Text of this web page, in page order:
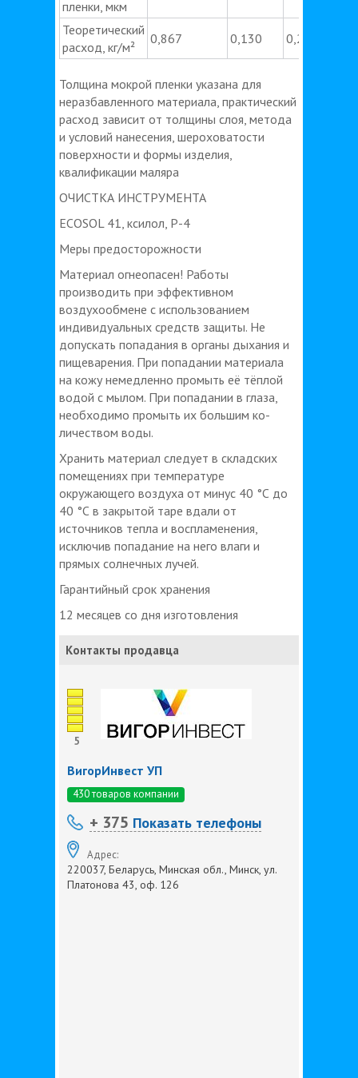
пленки, мкм
Теоретический
расход, кг/м²
0,867 0,130 0,217
Толщина мокрой пленки указана для
неразбавленного материала, практический
расход зависит от толщины слоя, метода
и условий нанесения, шероховатости
поверхности и формы изделия,
квалификации маляра
ОЧИСТКА ИНСТРУМЕНТА
ECOSOL 41, ксилол, Р-4
Меры предосторожности
Материал огнеопасен! Работы
производить при эффективном
воздухообмене с использованием
индивидуальных средств защиты. Не
допускать попадания в органы дыхания и
пищеварения. При попадании материала
на кожу немедленно промыть её тёплой
водой с мылом. При попадании в глаза,
необходимо промыть их большим ко­
личеством воды.
Хранить материал следует в складских
помещениях при температуре
окружающего воздуха от минус 40 °С до
40 °С в закрытой таре вдали от
источников тепла и воспламенения,
исключив попадание на него влаги и
прямых солнечных лучей.
Гарантийный срок хранения
12 месяцев со дня изготовления
Контакты продавца
5
ВигорИнвест УП
430 товаров компании
+ 375 Показать телефоны
Адрес:
220037, Беларусь, Минская обл., Минск, ул.
Платонова 43, оф. 126